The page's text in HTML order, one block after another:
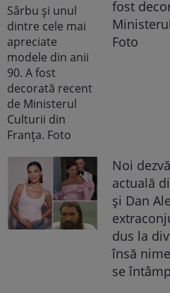
fost
Foto
Noi
actuală
și Dan
dus la
însă
se